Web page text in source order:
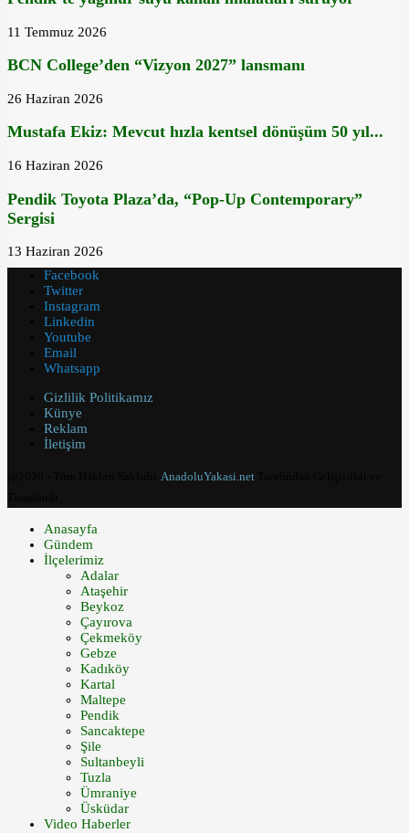
11 Temmuz 2026
BCN College’den “Vizyon 2027” lansmanı
26 Haziran 2026
Mustafa Ekiz: Mevcut hızla kentsel dönüşüm 50 yıl...
16 Haziran 2026
Pendik Toyota Plaza’da, “Pop-Up Contemporary”
Sergisi
13 Haziran 2026
Facebook
Twitter
Instagram
Linkedin
Youtube
Email
Whatsapp
Gizlilik Politikamız
Künye
Reklam
İletişim
AnadoluYakasi.net
Anasayfa
Gündem
İlçelerimiz
Adalar
Ataşehir
Beykoz
Çayırova
Çekmeköy
Gebze
Kadıköy
Kartal
Maltepe
Pendik
Sancaktepe
Şile
Sultanbeyli
Tuzla
Ümraniye
Üsküdar
Video Haberler